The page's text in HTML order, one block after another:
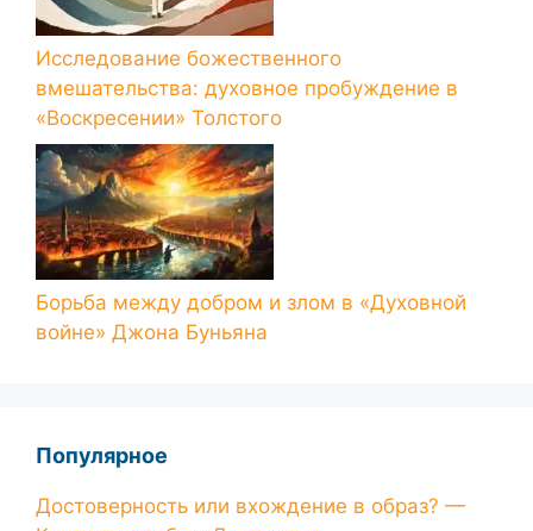
Исследование божественного
вмешательства: духовное пробуждение в
«Воскресении» Толстого
Борьба между добром и злом в «Духовной
войне» Джона Буньяна
Популярное
Достоверность или вхождение в образ? —